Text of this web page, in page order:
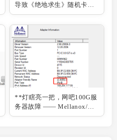
导致《绝地求生》随机卡顿
**
**灯瞎亮一把，网吧100G服
务器故障 —— Mellanox/迈
络思 100G网卡 IB/ETH模式